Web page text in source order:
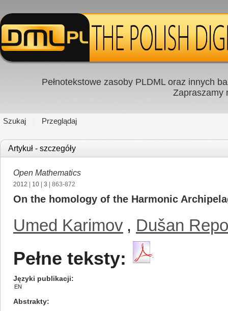
Pełnotekstowe zasoby PLDML oraz innych
Zapraszamy
Szukaj Przeglądaj
Artykuł - szczegóły
Open Mathematics
2012 10 3 | 863-872
On the homology of the Harmonic
Umed Karimov , Dušan
Pełne teksty:
Języki publikacji
EN
Abstrakty